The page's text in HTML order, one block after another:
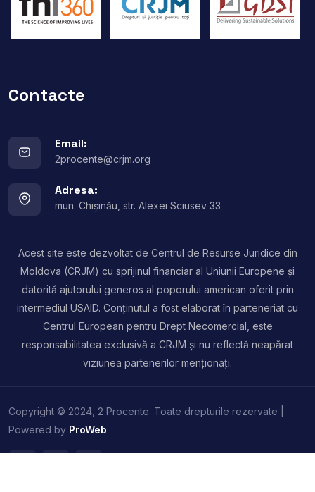
Contacte
Email:
2procente@crjm.org
Adresa:
mun. Chișinău, str. Alexei Sciusev 33
Acest site este dezvoltat de Centrul de Resurse Juridice din
Moldova (CRJM) cu sprijinul financiar al Uniunii Europene și
datorită ajutorului generos al poporului american oferit prin
intermediul USAID. Conținutul a fost elaborat în parteneriat cu
Centrul European pentru Drept Necomercial, este
responsabilitatea exclusivă a CRJM și nu reflectă neapărat
viziunea partenerilor menționați.
Copyright © 2024, 2 Procente. Toate drepturile rezervate |
Powered by ProWeb